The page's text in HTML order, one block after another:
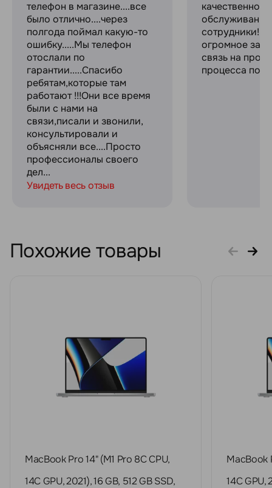
телефон в магазине....все
было отлично....через
полгода поймал какую-то
ошибку.....Мы телефон
отослали по
гарантии.....Спасибо
ребятам,которые там
работают !!!Они все время
были с нами на
связи,писали и звонили,
консультировали и
объясняли все....Просто
профессионалы своего
дел...
Увидеть весь отзыв
качественное
сотрудники!
огромное за
связь на
процесса
Похожие товары
MacBook Pro 14" (M1 Pro 8C CPU,
14C GPU, 2021), 16 GB, 512 GB SSD,
MacBook
14C GPU,